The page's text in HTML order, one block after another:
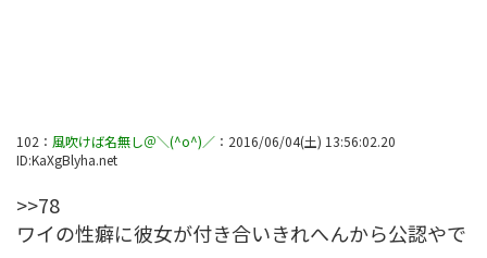
102 ： 風吹けば名無し＠＼(^o^)／ ： 2016/06/04(土) 13:56:02.20
ID:KaXgBlyha.net
>>78
ワイの性癖に彼女が付き合いきれへんから公認やで